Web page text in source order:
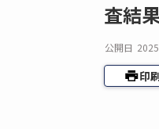
査結
公開日
印